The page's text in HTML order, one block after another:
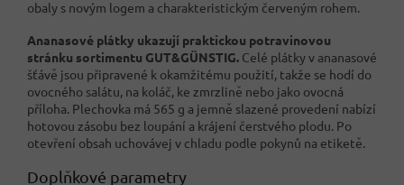
obaly s novým logem a charakteristickým červeným rohem.
Ananasové plátky ukazují praktickou potravinovou
stránku sortimentu GUT&GÜNSTIG. Celé plátky v ananasové
šťávě jsou připravené k okamžitému použití, takže se hodí do
ovocného salátu, na koláč, ke zmrzlině nebo jako ovocná
příloha. Plechovka má 565 g a jemně slazené provedení nabízí
hotovou zásobu bez loupání a krájení čerstvého plodu. Po
otevření obsah uchovávej v chladu podle pokynů na etiketě.
Doplňkové parametry